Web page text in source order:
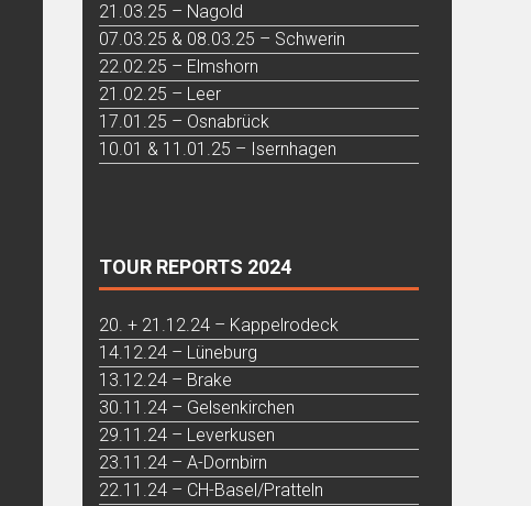
21.03.25 – Nagold
07.03.25 & 08.03.25 – Schwerin
22.02.25 – Elmshorn
21.02.25 – Leer
17.01.25 – Osnabrück
10.01 & 11.01.25 – Isernhagen
TOUR REPORTS 2024
20. + 21.12.24 – Kappelrodeck
14.12.24 – Lüneburg
13.12.24 – Brake
30.11.24 – Gelsenkirchen
29.11.24 – Leverkusen
23.11.24 – A-Dornbirn
22.11.24 – CH-Basel/Pratteln